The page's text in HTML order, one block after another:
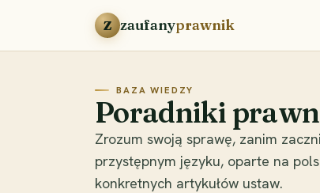
Przejdź do treści
Z zaufanyprawnik
BAZA WIEDZY
Poradniki
Zrozum swoją sprawę, zanim
przystępnym języku, oparte na
konkretnych artykułów ustaw.